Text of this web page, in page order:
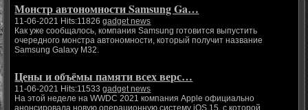
Монстр автономности Samsung Ga…
11-06-2021 Hits:11826gadget news
Как уже сообщалось, компания Samsung готовится выпустить
очередного монстра автономности, который получит название
Samsung Galaxy M32.
Цены и объёмы памяти всех верс…
11-06-2021 Hits:11533gadget news
На этой неделе на WWDC 2021 компания Apple официально